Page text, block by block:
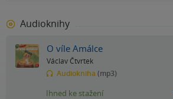
Audioknihy
O víle Amálce
Václav Čtvrtek
Audiokniha (mp3)
Ihned ke stažení